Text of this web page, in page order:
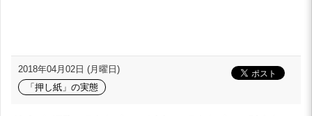
2018年04月02日 (月曜日)
「押し紙」の実態